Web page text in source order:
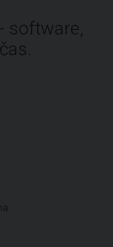
software,